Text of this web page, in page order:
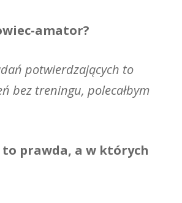
amator?
potwierdzających to
bez treningu, polecałbym
to prawda, a w których